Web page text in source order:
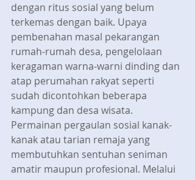
dengan ritus sosial yang belum
terkemas dengan baik. Upaya
pembenahan masal pekarangan
rumah-rumah desa, pengelolaan
keragaman warna-warni dinding dan
atap perumahan rakyat seperti
sudah dicontohkan beberapa
kampung dan desa wisata.
Permainan pergaulan sosial kanak-
kanak atau tarian remaja yang
membutuhkan sentuhan seniman
amatir maupun profesional. Melalui